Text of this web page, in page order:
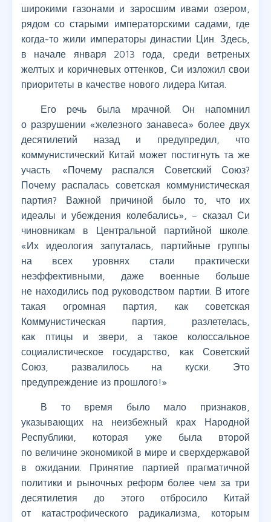
широкими газонами и заросшим ивами озером,
рядом со старыми императорскими садами, где
когда-то жили императоры династии Цин. Здесь,
в начале января 2013 года, среди ветреных
желтых и коричневых оттенков, Си изложил свои
приоритеты в качестве нового лидера Китая.
Его речь была мрачной. Он напомнил
о разрушении «железного занавеса» более двух
десятилетий назад и предупредил, что
коммунистический Китай может постигнуть та же
участь. «Почему распался Советский Союз?
Почему распалась советская коммунистическая
партия? Важной причиной было то, что их
идеалы и убеждения колебались», – сказал Си
чиновникам в Центральной партийной школе.
«Их идеология запуталась, партийные группы
на всех уровнях стали практически
неэффективными, даже военные больше
не находились под руководством партии. В итоге
такая огромная партия, как советская
Коммунистическая партия, разлетелась,
как птицы и звери, а такое колоссальное
социалистическое государство, как Советский
Союз, развалилось на куски. Это
предупреждение из прошлого!»
В то время было мало признаков,
указывающих на неизбежный крах Народной
Республики, которая уже была второй
по величине экономикой в мире и сверхдержавой
в ожидании. Принятие партией прагматичной
политики и рыночных реформ более чем за три
десятилетия до этого отбросило Китай
от катастрофического радикализма, которым